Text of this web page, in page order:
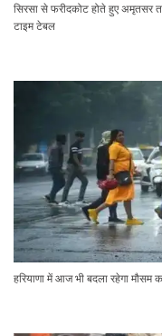
सिरसा से फरीदकोट होते हुए अमृतसर
टाइम टेबल
हरियाणा में आज भी बदला रहेगा मौसम